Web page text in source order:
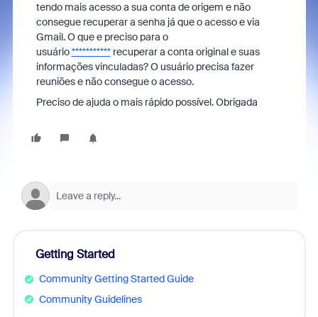
tendo mais acesso a sua conta de origem e não
consegue recuperar a senha já que o acesso e via
Gmail. O que e preciso para o
usuário*********** recuperar a conta original e suas
informações vinculadas? O usuário precisa fazer
reuniões e não consegue o acesso.
Preciso de ajuda o mais rápido possível. Obrigada
Getting Started
Community Getting Started Guide
Community Guidelines